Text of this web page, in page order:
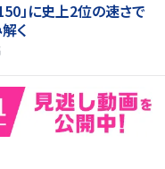
」に史上2位の速さで
く